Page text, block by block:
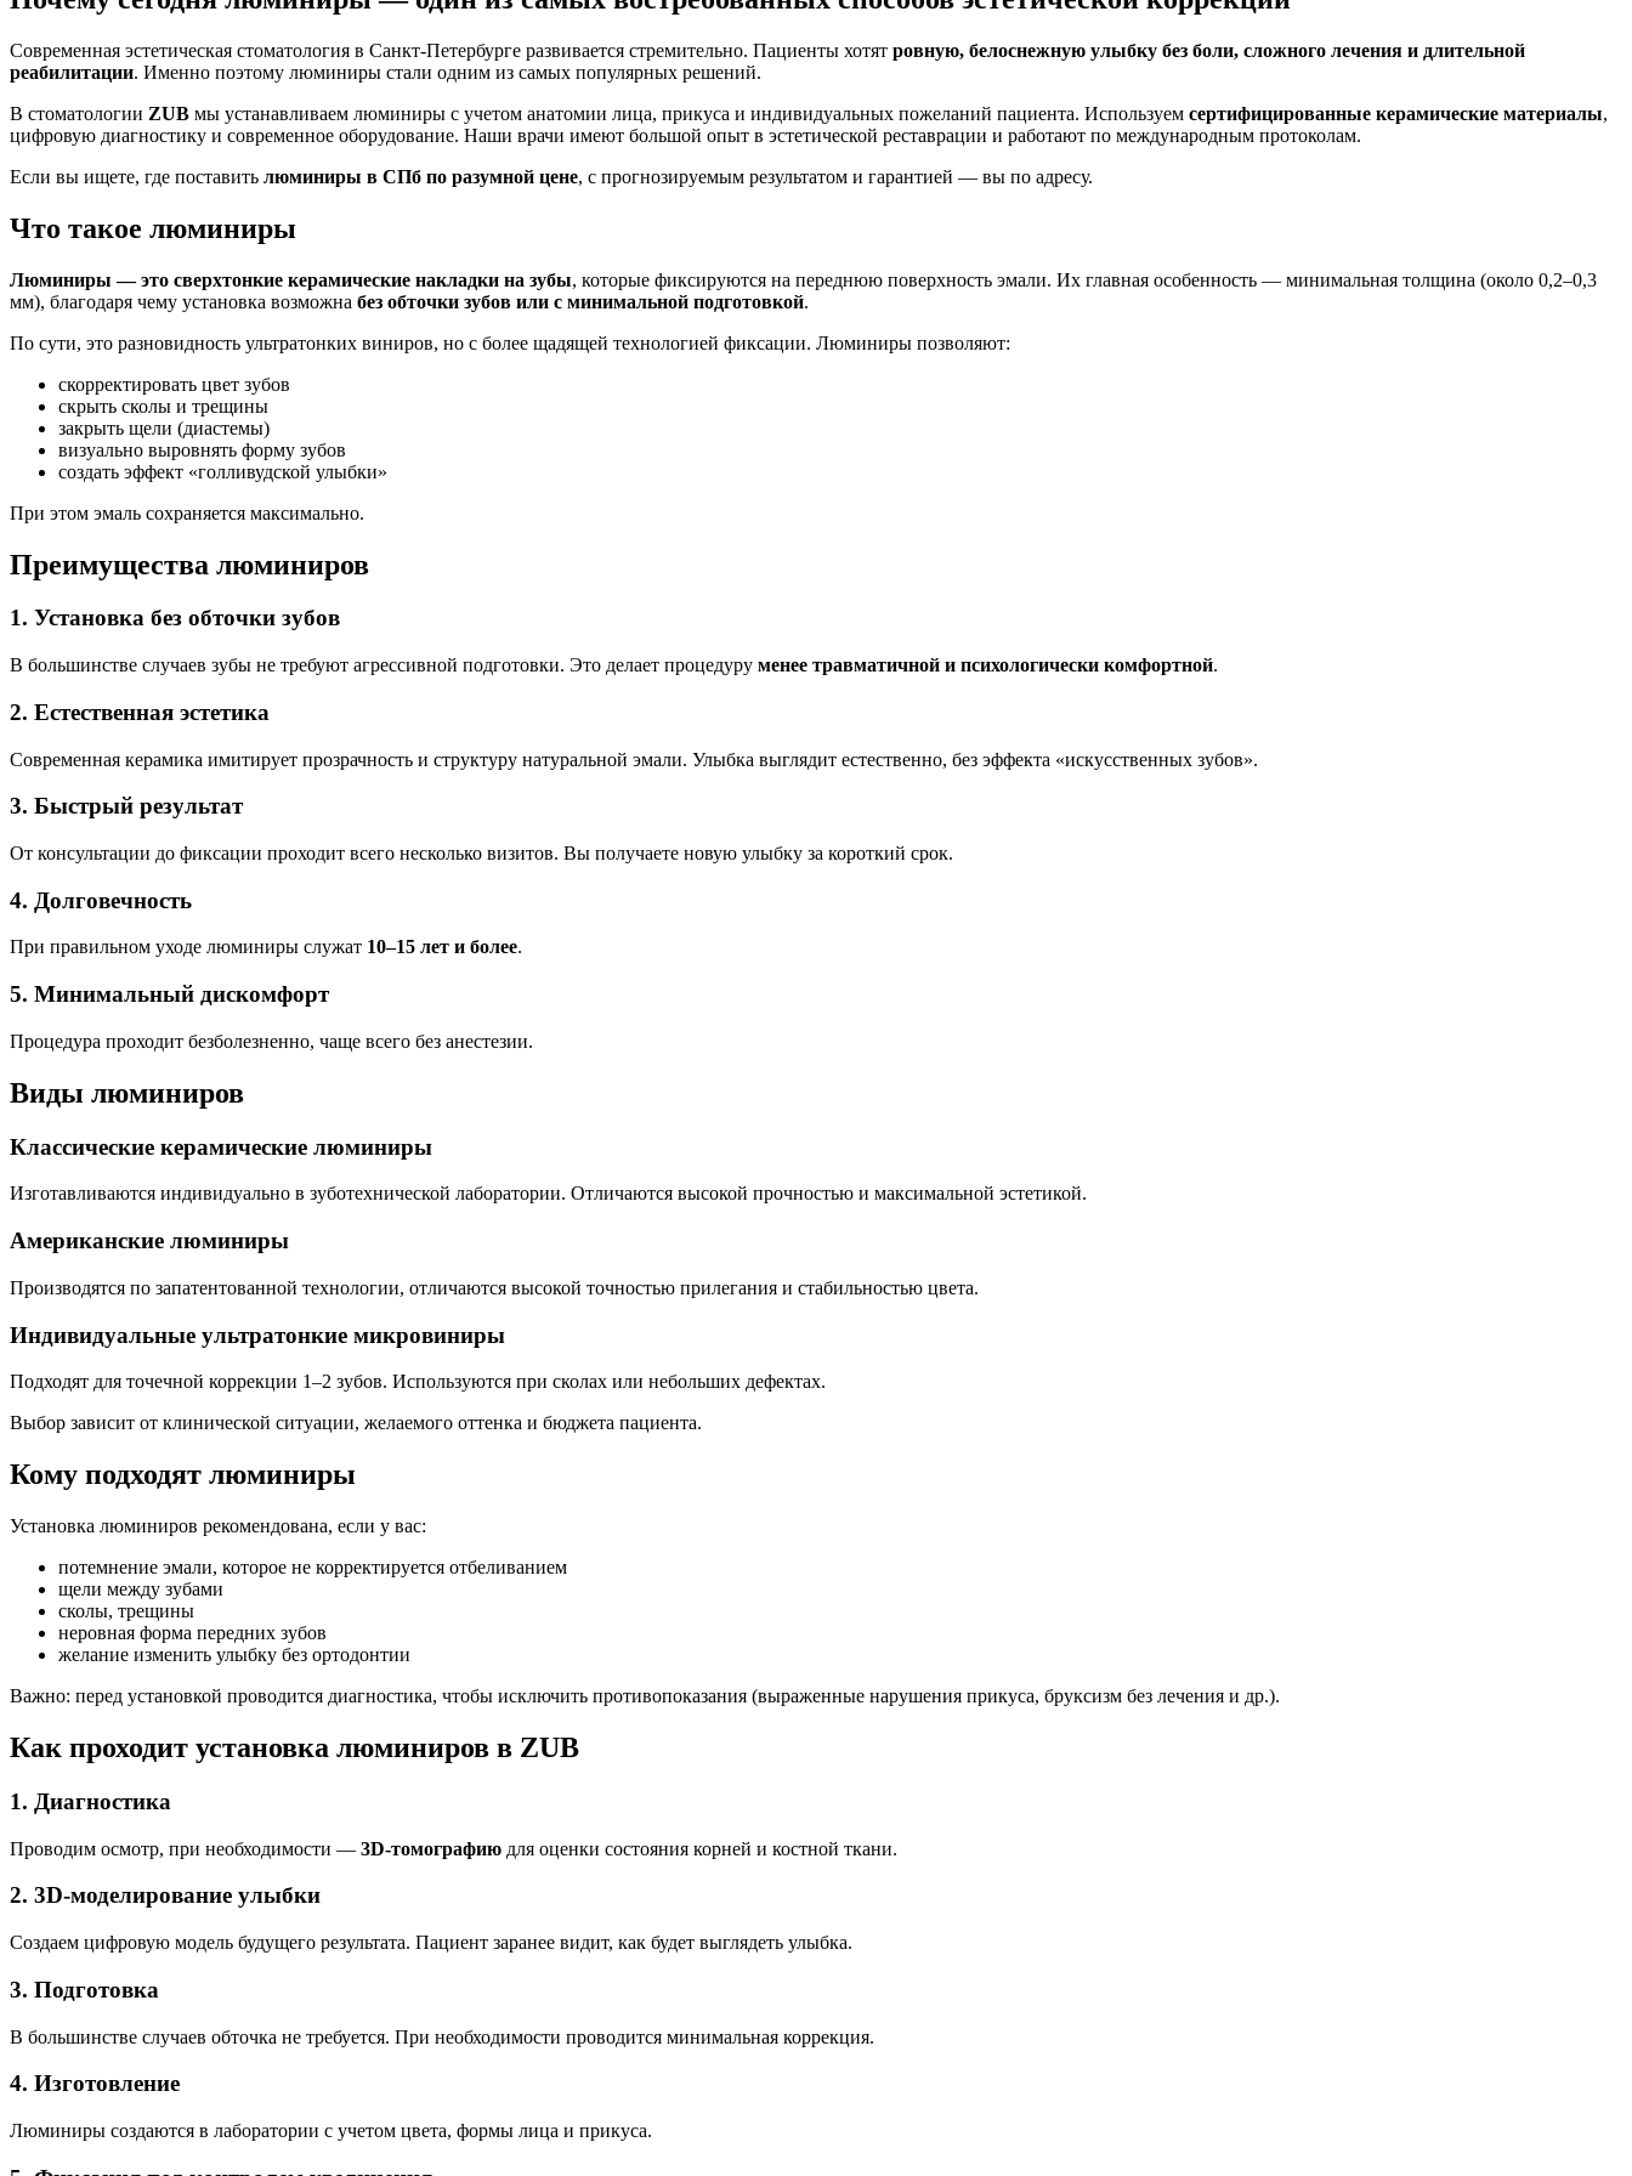
Современная эстетическая стоматология в Санкт-Петербурге развивается стремительно. Пациенты хотят ровную, белоснежную улыбку без боли, сложного лечения и длительной
реабилитации. Именно поэтому люминиры стали одним из самых популярных решений.
В стоматологии ZUB мы устанавливаем люминиры с учетом анатомии лица, прикуса и индивидуальных пожеланий пациента. Используем сертифицированные керамические материалы,
цифровую диагностику и современное оборудование. Наши врачи имеют большой опыт в эстетической реставрации и работают по международным протоколам.
Если вы ищете, где поставить люминиры в СПб по разумной цене, с прогнозируемым результатом и гарантией — вы по адресу.
Что такое люминиры
Люминиры — это сверхтонкие керамические накладки на зубы, которые фиксируются на переднюю поверхность эмали. Их главная особенность — минимальная толщина (около 0,2–0,3
мм), благодаря чему установка возможна без обточки зубов или с минимальной подготовкой.
По сути, это разновидность ультратонких виниров, но с более щадящей технологией фиксации. Люминиры позволяют:
скорректировать цвет зубов
скрыть сколы и трещины
закрыть щели (диастемы)
визуально выровнять форму зубов
создать эффект «голливудской улыбки»
При этом эмаль сохраняется максимально.
Преимущества люминиров
1. Установка без обточки зубов
В большинстве случаев зубы не требуют агрессивной подготовки. Это делает процедуру менее травматичной и психологически комфортной.
2. Естественная эстетика
Современная керамика имитирует прозрачность и структуру натуральной эмали. Улыбка выглядит естественно, без эффекта «искусственных зубов».
3. Быстрый результат
От консультации до фиксации проходит всего несколько визитов. Вы получаете новую улыбку за короткий срок.
4. Долговечность
При правильном уходе люминиры служат 10–15 лет и более.
5. Минимальный дискомфорт
Процедура проходит безболезненно, чаще всего без анестезии.
Виды люминиров
Классические керамические люминиры
Изготавливаются индивидуально в зуботехнической лаборатории. Отличаются высокой прочностью и максимальной эстетикой.
Американские люминиры
Производятся по запатентованной технологии, отличаются высокой точностью прилегания и стабильностью цвета.
Индивидуальные ультратонкие микровиниры
Подходят для точечной коррекции 1–2 зубов. Используются при сколах или небольших дефектах.
Выбор зависит от клинической ситуации, желаемого оттенка и бюджета пациента.
Кому подходят люминиры
Установка люминиров рекомендована, если у вас:
потемнение эмали, которое не корректируется отбеливанием
щели между зубами
сколы, трещины
неровная форма передних зубов
желание изменить улыбку без ортодонтии
Важно: перед установкой проводится диагностика, чтобы исключить противопоказания (выраженные нарушения прикуса, бруксизм без лечения и др.).
Как проходит установка люминиров в ZUB
1. Диагностика
Проводим осмотр, при необходимости — 3D-томографию для оценки состояния корней и костной ткани.
2. 3D-моделирование улыбки
Создаем цифровую модель будущего результата. Пациент заранее видит, как будет выглядеть улыбка.
3. Подготовка
В большинстве случаев обточка не требуется. При необходимости проводится минимальная коррекция.
4. Изготовление
Люминиры создаются в лаборатории с учетом цвета, формы лица и прикуса.